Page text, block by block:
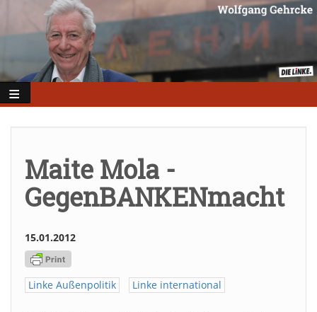
Inhalt
Maite Mola -
GegenBANKENmacht
15.01.2012
Linke Außenpolitik Linke international